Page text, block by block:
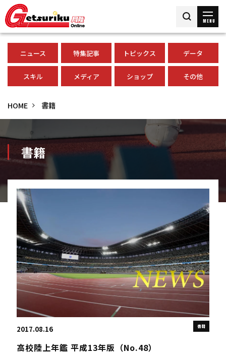
MENU
ニュース 特集記事 トピックス データ
スキル メディア ショップ その他
HOME 書籍
書籍
書籍
2017.08.16
高校陸上年鑑 平成13年版（No.48）